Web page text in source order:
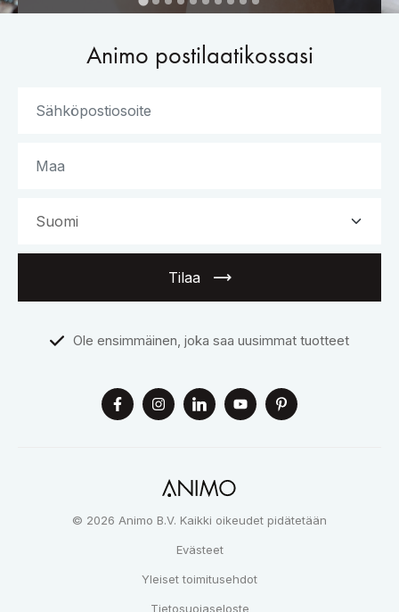
Animo postilaatikossasi
Tilaa
Ole ensimmäinen, joka saa uusimmat tuotteet
© 2026 Animo B.V. Kaikki oikeudet pidätetään
Evästeet
Yleiset toimitusehdot
Tietosuojaseloste